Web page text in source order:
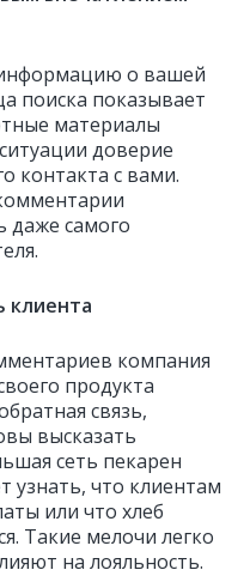
о вашей
поиска показывает
материалы
доверие
контакта с вами.
даже самого
клиента
компания
продукта
связь,
высказать
сеть пекарен
узнать, что клиентам
или что хлеб
Такие мелочи легко
на лояльность.